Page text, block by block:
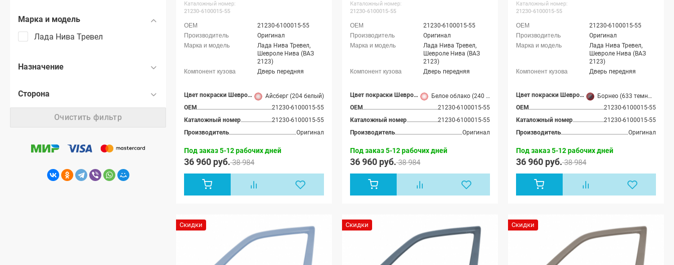
Марка и модель
Лада Нива Тревел
Назначение
Сторона
Очистить фильтр
Каталожный номер:
21230-6100015-55
21230-6100015-55
Оригинал
Лада Нива Тревел,
Шевроле Нива (ВАЗ
2123)
Дверь передняя
Цвет покраски Шевроле Нива
Айсберг (204 белый)
OEM
21230-6100015-55
Каталожный номер
21230-6100015-55
Производитель
Оригинал
Под заказ 5-12 рабочих дней
36 960 руб.38 984
Каталожный номер:
21230-6100015-55
21230-6100015-55
Оригинал
Лада Нива Тревел,
Шевроле Нива (ВАЗ
2123)
Дверь передняя
Цвет покраски Шевроле Нива
Белое облако (240 белый)
OEM
21230-6100015-55
Каталожный номер
21230-6100015-55
Производитель
Оригинал
Под заказ 5-12 рабочих дней
36 960 руб.38 984
Каталожный номер:
21230-6100015-55
21230-6100015-55
Оригинал
Лада Нива Тревел,
Шевроле Нива (ВАЗ
2123)
Дверь передняя
Цвет покраски Шевроле Нива
Борнео (633 темный серебристо-серый)
OEM
21230-6100015-55
Каталожный номер
21230-6100015-55
Производитель
Оригинал
Под заказ 5-12 рабочих дней
36 960 руб.38 984
Скидки Скидки Скидки